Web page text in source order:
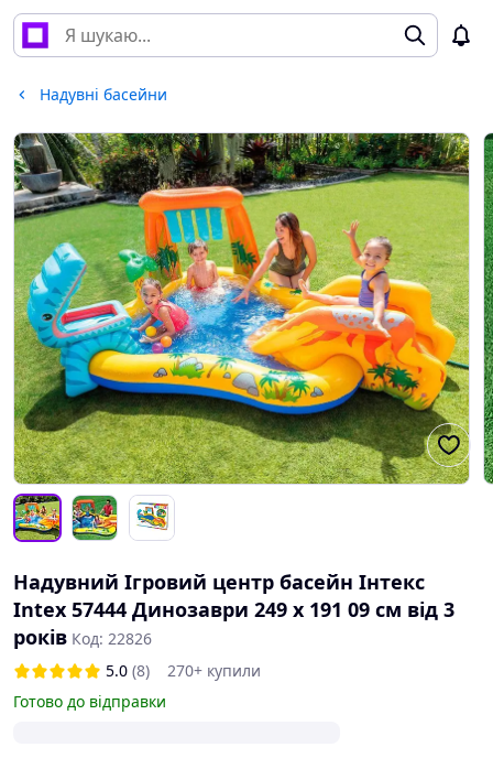
Надувні басейни
Надувний Ігровий центр басейн Інтекс
Intex 57444 Динозаври 249 х 191 09 см від 3
років Код: 22826
5.0 (8)
270+ купили
Готово до відправки